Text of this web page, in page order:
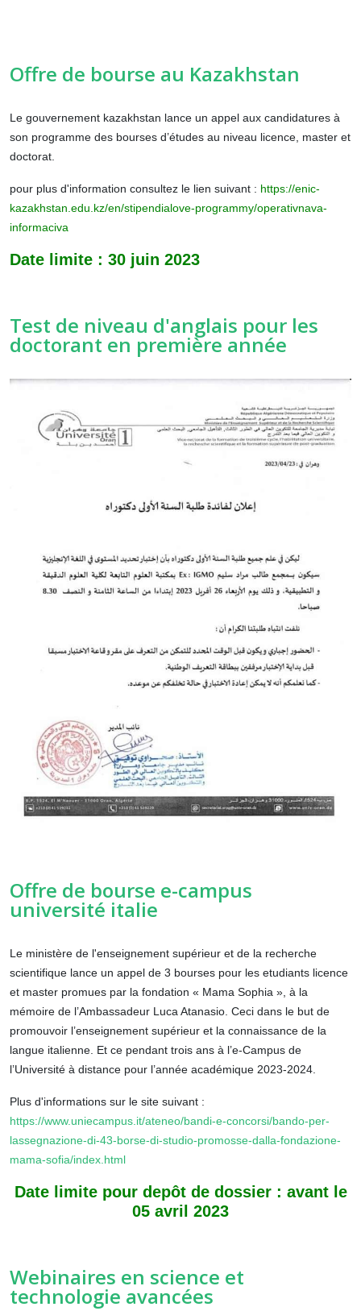
Offre de bourse au Kazakhstan
Le gouvernement kazakhstan lance un appel aux candidatures à
son programme des bourses d’études au niveau licence, master et
doctorat.
pour plus d'information consultez le lien suivant : https://enic-
kazakhstan.edu.kz/en/stipendialove-programmy/operativnava-
informaciva
Date limite : 30 juin 2023
Test de niveau d'anglais pour les
doctorant en première année
Offre de bourse e-campus
université italie
Le ministère de l'enseignement supérieur et de la recherche
scientifique lance un appel de 3 bourses pour les etudiants licence
et master promues par la fondation « Mama Sophia », à la
mémoire de l’Ambassadeur Luca Atanasio. Ceci dans le but de
promouvoir l’enseignement supérieur et la connaissance de la
langue italienne. Et ce pendant trois ans à l’e-Campus de
l’Université à distance pour l’année académique 2023-2024.
Plus d'informations sur le site suivant :
https://www.uniecampus.it/ateneo/bandi-e-concorsi/bando-per-
lassegnazione-di-43-borse-di-studio-promosse-dalla-fondazione-
mama-sofia/index.html
Date limite pour depôt de dossier : avant le
05 avril 2023
Webinaires en science et
technologie avancées